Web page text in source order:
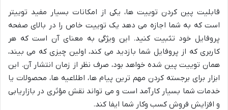
قابلیت پین کردن توییت ها، یکی از امکانات بسیار مفید توییتر
است که به شما اجازه می دهد یک توییت خاص را در بالای صفحه
پروفایل خود تثبیت کنید. این ویژگی به معنای آن است که هر
کاربری که از پروفایل شما بازدید می کند، اولین چیزی که می بیند،
همان توییت پین شده خواهد بود، صرف نظر از زمان انتشار آن. این
ابزار برای برجسته کردن مهم ترین پیام ها، اطلاعیه ها، محصولات یا
خدمات شما بسیار کارآمد است و می تواند نقش مؤثری در بازاریابی
و افزایش فروش کسب وکار شما ایفا کند.